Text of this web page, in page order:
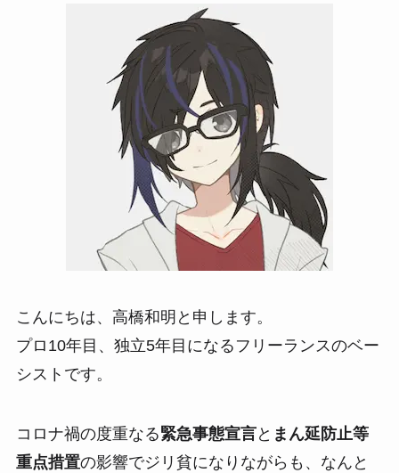
こんにちは、高橋和明と申します。
プロ10年目、独立5年目になるフリーランスのベー
シストです。
コロナ禍の度重なる緊急事態宣言と まん延防止等
重点措置の影響でジリ貧になりながらも、なんと